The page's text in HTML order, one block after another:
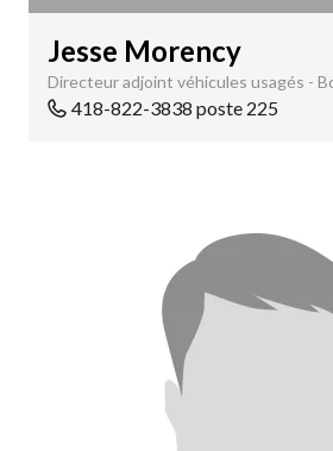
Jesse Morency
Directeur adjoint véhicules usagés -
418-822-3838 poste 225